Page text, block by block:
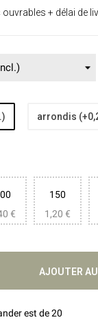
+ délai de
arrondis
€
150
1,20 €
AJOUTER
est de 20